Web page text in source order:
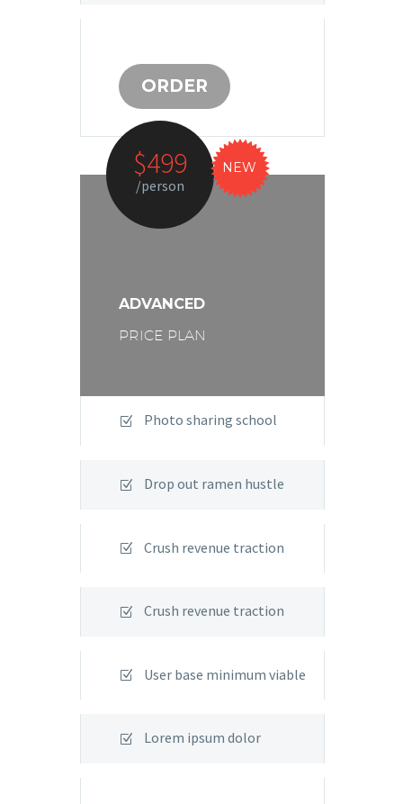
ORDER
NEW
ADVANCED
PRICE PLAN
$499
/person
Photo sharing school
Drop out ramen hustle
Crush revenue traction
Crush revenue traction
User base minimum viable
Lorem ipsum dolor